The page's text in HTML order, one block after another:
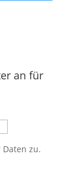
an für
zu.